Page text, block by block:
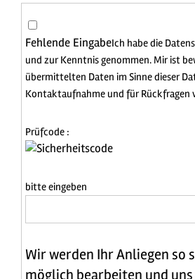
Fehlende EingabeIch habe die
und zur Kenntnis genommen. Mir ist
übermit­telten Daten im Sinne dieser
Kontakt­aufnahme und für Rückfragen
Prüfcode :
bitte eingeben
Wir werden Ihr Anliegen so
möglich bearbeiten und